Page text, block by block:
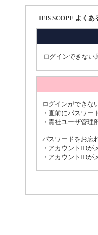
IFIS SCOPE よくあ
ログインできない
ログインができな
・直前にパスワー
・貴社ユーザ管理
パスワードをお忘
・アカウントIDが
・アカウントIDが